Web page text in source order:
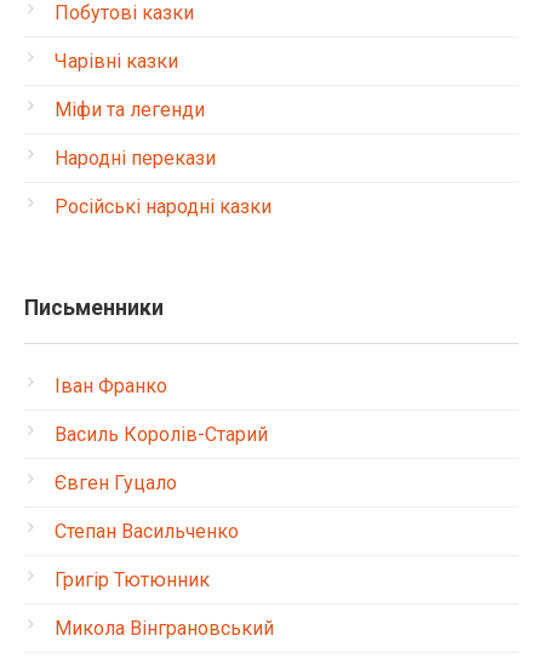
Побутові казки
Чарівні казки
Міфи та легенди
Народні перекази
Російські народні казки
Письменники
Іван Франко
Василь Королів-Старий
Євген Гуцало
Степан Васильченко
Григір Тютюнник
Микола Вінграновський